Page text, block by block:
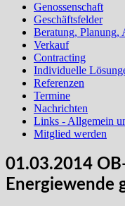
Genossenschaft
Geschäftsfelder
Beratung, Planung,
Verkauf
Contracting
Individuelle
Referenzen
Termine
Nachrichten
Links - Allgemein
Mitglied werden
01.03.2014
Energiewende